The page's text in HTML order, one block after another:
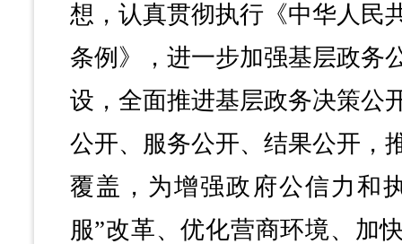
想，认真贯彻执行《中华人民
条例》，进一步加强基层政务
设，全面推进基层政务决策公
公开、服务公开、结果公开，
覆盖，为增强政府公信力和
服”改革、优化营商环境、加